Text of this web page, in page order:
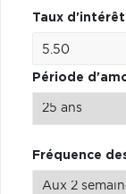
Taux
Période
Fréquence